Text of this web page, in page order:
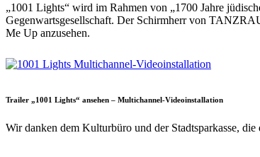
„1001 Lights“ wird im Rahmen von „1700 Jahre
Gegenwartsgesellschaft. Der Schirmherr von
Me Up anzusehen.
Trailer „1001 Lights“ ansehen – Multichannel-Videoinstallation
Wir danken dem Kulturbüro und der Stadtsparkasse,